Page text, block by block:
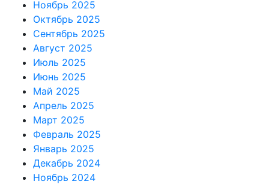
Ноябрь 2025
Октябрь 2025
Сентябрь 2025
Август 2025
Июль 2025
Июнь 2025
Май 2025
Апрель 2025
Март 2025
Февраль 2025
Январь 2025
Декабрь 2024
Ноябрь 2024